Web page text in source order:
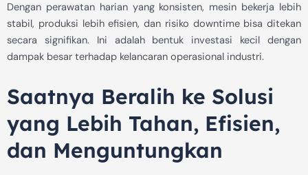
Dengan perawatan harian yang konsisten, mesin bekerja lebih
stabil, produksi lebih efisien, dan risiko downtime bisa ditekan
secara signifikan. Ini adalah bentuk investasi kecil dengan
dampak besar terhadap kelancaran operasional industri.
Saatnya Beralih ke Solusi
yang Lebih Tahan, Efisien,
dan Menguntungkan